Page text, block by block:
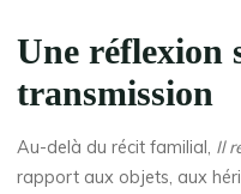
Une réflexion
transmission
Au-delà du récit familial, Il
rapport aux objets, aux